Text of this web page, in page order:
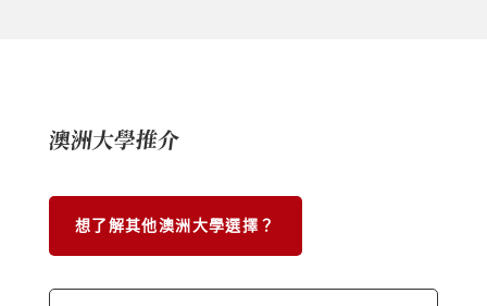
澳洲大學推介
想了解其他澳洲大學選擇？